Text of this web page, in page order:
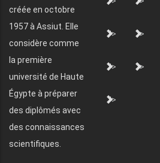
créée en octobre
1957 à Assiut. Elle
considère comme
la première
université de Haute
Égypte à préparer
des diplômés avec
des connaissances
scientifiques.
"> ">
"> ">
">